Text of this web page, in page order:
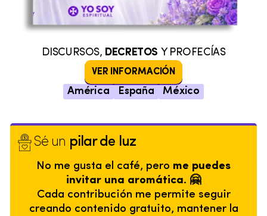
DISCURSOS, DECRETOS Y PROFECÍAS
VER INFORMACIÓN
América España México
Sé un pilar de luz
No me gusta el café, pero me puedes
invitar una aromática. 🤗
Cada contribución me permite seguir
creando contenido gratuito, mantener la